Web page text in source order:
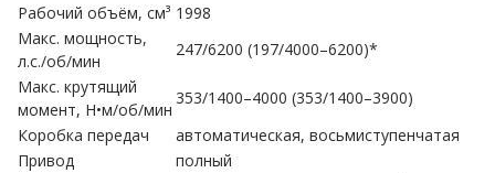
Рабочий объём, см³ 1998
Макс. мощность,
л.с./об/мин
247/6200 (197/4000–6200)*
Макс. крутящий
момент, Н•м/об/мин
353/1400–4000 (353/1400–3900)
Коробка передач
автоматическая, восьмиступенчатая
Привод
полный